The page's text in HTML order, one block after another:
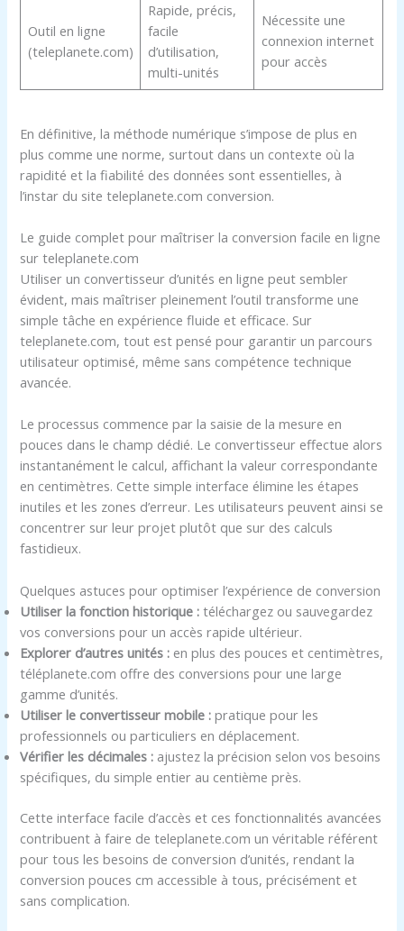
Outil en ligne
(teleplanete.com)
Rapide, précis,
facile
d’utilisation,
multi-unités
Nécessite une
connexion internet
pour accès
En définitive, la méthode numérique s’impose de plus en
plus comme une norme, surtout dans un contexte où la
rapidité et la fiabilité des données sont essentielles, à
l’instar du site teleplanete.com conversion.
Le guide complet pour maîtriser la conversion facile en ligne
sur teleplanete.com
Utiliser un convertisseur d’unités en ligne peut sembler
évident, mais maîtriser pleinement l’outil transforme une
simple tâche en expérience fluide et efficace. Sur
teleplanete.com, tout est pensé pour garantir un parcours
utilisateur optimisé, même sans compétence technique
avancée.
Le processus commence par la saisie de la mesure en
pouces dans le champ dédié. Le convertisseur effectue alors
instantanément le calcul, affichant la valeur correspondante
en centimètres. Cette simple interface élimine les étapes
inutiles et les zones d’erreur. Les utilisateurs peuvent ainsi se
concentrer sur leur projet plutôt que sur des calculs
fastidieux.
Quelques astuces pour optimiser l’expérience de conversion
Utiliser la fonction historique : téléchargez ou sauvegardez
vos conversions pour un accès rapide ultérieur.
Explorer d’autres unités : en plus des pouces et centimètres,
téléplanete.com offre des conversions pour une large
gamme d’unités.
Utiliser le convertisseur mobile : pratique pour les
professionnels ou particuliers en déplacement.
Vérifier les décimales : ajustez la précision selon vos besoins
spécifiques, du simple entier au centième près.
Cette interface facile d’accès et ces fonctionnalités avancées
contribuent à faire de teleplanete.com un véritable référent
pour tous les besoins de conversion d’unités, rendant la
conversion pouces cm accessible à tous, précisément et
sans complication.